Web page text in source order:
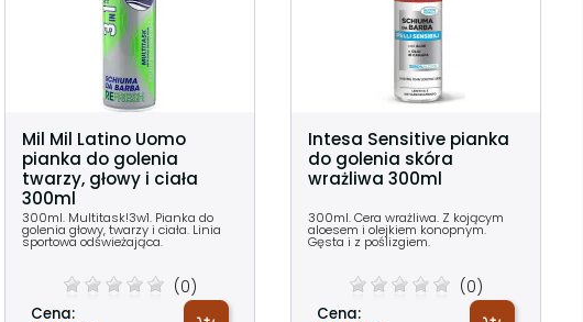
Mil Mil Latino Uomo
pianka do golenia
twarzy, głowy i ciała
300ml
300ml. Multitask!3w1. Pianka do
golenia głowy, twarzy i ciała. Linia
sportowa odświeżająca.
(0)
Cena:
Intesa Sensitive pianka
do golenia skóra
wrażliwa 300ml
300ml. Cera wrażliwa. Z kojącym
aloesem i olejkiem konopnym.
Gęsta i z poślizgiem.
(0)
Cena: